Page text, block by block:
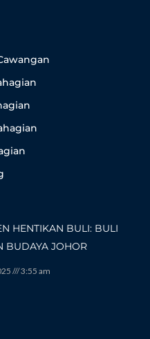
HENTIKAN BULI: BULI
BUDAYA JOHOR
3:55 am